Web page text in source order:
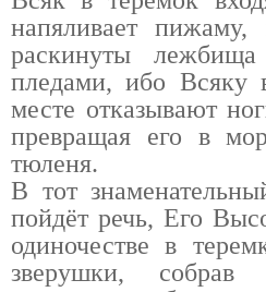
напяливает пижаму,
раскинуты
пледами, ибо Всяку
месте отказывают
превращая его в
тюленя.
В тот
пойдёт речь, Его
одиночестве в
зверушки,